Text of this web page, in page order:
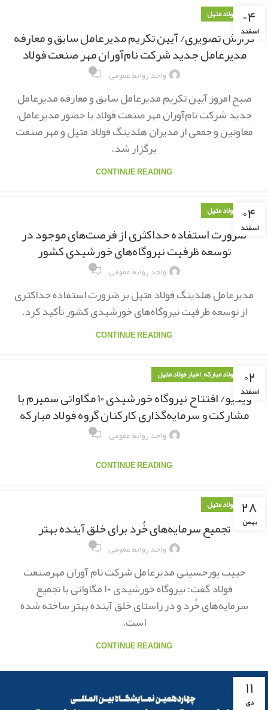
۰۴
اسفند
اخبار فولاد متیل
گزارش تصویری/ آیین تکریم مدیرعامل سابق و معارفه
مدیرعامل جدید شرکت نام‌آوران مهر صنعت فولاد
واحد روابط عمومی ۰
صبح امروز آیین تکریم مدیرعامل سابق و معارفه مدیرعامل
جدید شرکت نام‌آوران مهر صنعت فولاد با حضور مدیرعامل،
معاونین و جمعی از مدیران هلدینگ فولاد متیل و مهر صنعت
برگزار شد.
CONTINUE READING
۰۴
اسفند
اخبار فولاد متیل
ضرورت استفاده حداکثری از فرصت‌های موجود در
توسعه‌ ظرفیت نیروگاه‌های خورشیدی کشور
واحد روابط عمومی ۰
مدیرعامل هلدینگ فولاد متیل بر ضرورت استفاده حداکثری
از توسعه ظرفیت نیروگاه‌های خورشیدی کشور تأکید کرد.
CONTINUE READING
۰۲
اسفند
اخبار فولاد مبارکه,اخبار فولاد متیل
ویدیو/ افتتاح نیروگاه خورشیدی ۱۰ مگاواتی سمیرم با
مشارکت و سرمایه‌گذاری کارکنان گروه فولاد مبارکه
واحد روابط عمومی ۰
CONTINUE READING
۲۸
بهمن
اخبار فولاد متیل
تجمیع سرمایه‌های خُرد برای خلق آینده بهتر
واحد روابط عمومی ۰
حبیب پورحسینی مدیرعامل شرکت نام آوران مهرصنعت
فولاد گفت: نیروگاه خورشیدی ۱۰ مگاواتی با تجمیع
سرمایه‌های خُرد و در راستای خلق آینده بهتر ساخته شده
است.
CONTINUE READING
۱۱
دی